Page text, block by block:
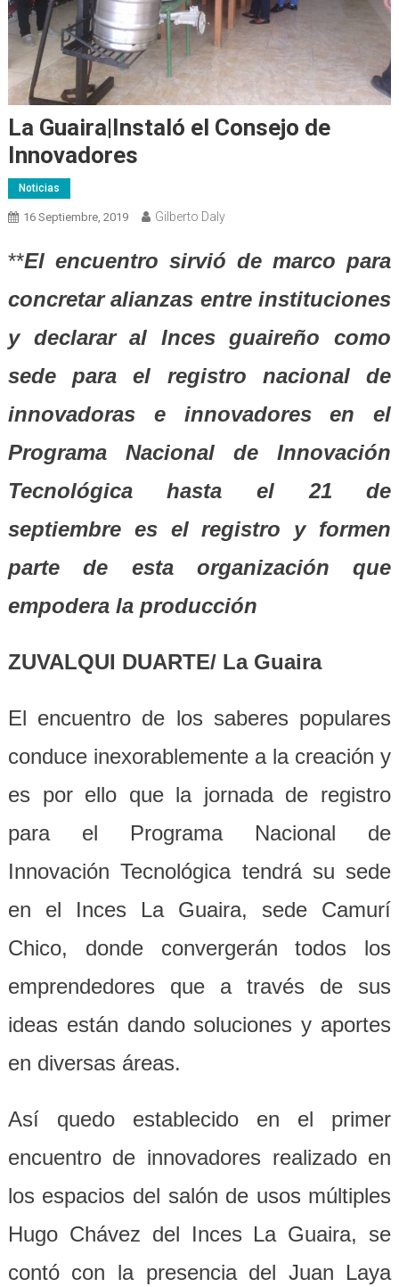
La Guaira|Instaló el Consejo de
Innovadores
Noticias
16 Septiembre, 2019 Gilberto Daly
**El encuentro sirvió de marco para
concretar alianzas entre instituciones
y declarar al Inces guaireño como
sede para el registro nacional de
innovadoras e innovadores en el
Programa Nacional de Innovación
Tecnológica hasta el 21 de
septiembre es el registro y formen
parte de esta organización que
empodera la producción
ZUVALQUI DUARTE/ La Guaira
El encuentro de los saberes populares
conduce inexorablemente a la creación y
es por ello que la jornada de registro
para el Programa Nacional de
Innovación Tecnológica tendrá su sede
en el Inces La Guaira, sede Camurí
Chico, donde convergerán todos los
emprendedores que a través de sus
ideas están dando soluciones y aportes
en diversas áreas.
Así quedo establecido en el primer
encuentro de innovadores realizado en
los espacios del salón de usos múltiples
Hugo Chávez del Inces La Guaira, se
contó con la presencia del Juan Laya